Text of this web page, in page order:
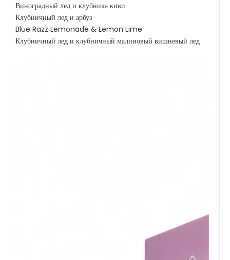
Виноградный лед и клубника киви
Клубничный лед и арбуз
Blue Razz Lemonade & Lemon Lime
Клубничный лед и клубничный малиновый вишневый лед